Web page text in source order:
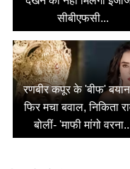
सीबीएफसी...
रणबीर कपूर के 'बीफ'
फिर मचा बवाल, निकिता
बोलीं- 'माफी मांगो